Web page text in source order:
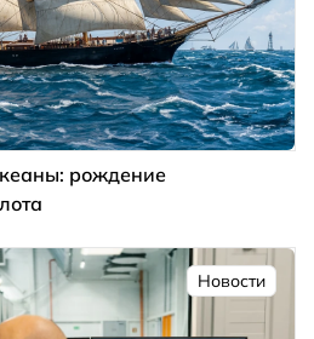
рождение
Новости